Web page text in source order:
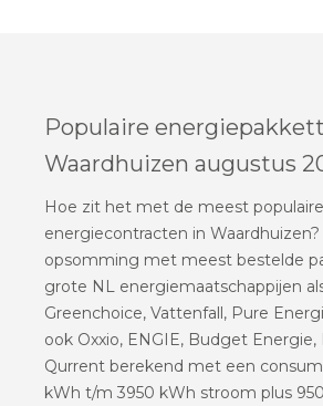
Populaire
Waardhuizen augustus
Hoe zit het met de meest populaire
energiecontracten in
opsomming met meest bestelde
grote NL energiemaatschappijen
Greenchoice, Vattenfall, Pure
ook Oxxio, ENGIE, Budget Energie,
Qurrent berekend met een
kWh t/m 3950 kWh stroom plus